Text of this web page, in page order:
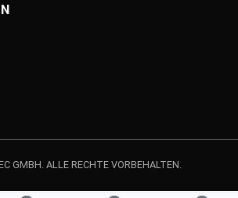
GMBH. ALLE RECHTE VORBEHALTEN.